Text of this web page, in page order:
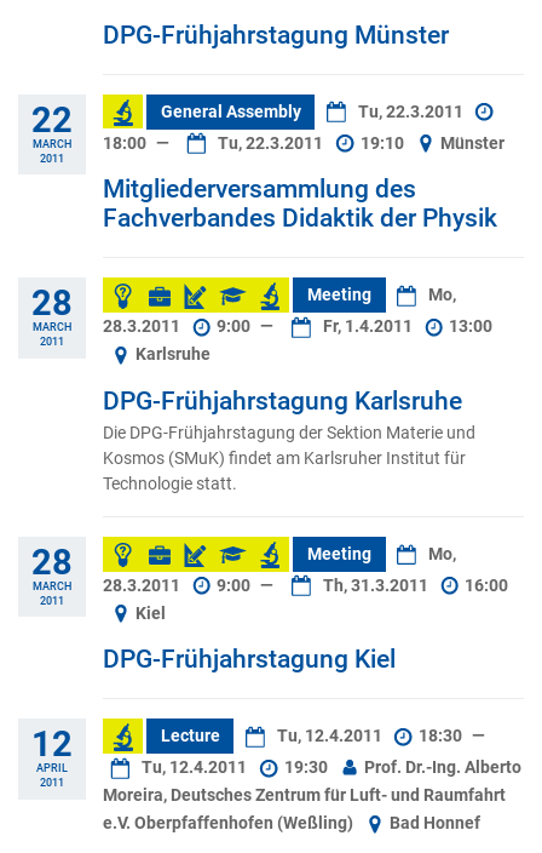
DPG-Frühjahrstagung Münster
22
MARCH
2011
General Assembly
Tu, 22.3.2011
18:00 — Tu, 22.3.2011 19:10 Münster
Mitgliederversammlung des
Fachverbandes Didaktik der Physik
28
MARCH
2011
Meeting
Mo,
28.3.2011
9:00 — Fr, 1.4.2011
13:00
Karlsruhe
DPG-Frühjahrstagung Karlsruhe
Die DPG-Frühjahrstagung der Sektion Materie und
Kosmos (SMuK) findet am Karlsruher Institut für
Technologie statt.
28
MARCH
2011
Meeting
Mo,
28.3.2011
9:00 — Th, 31.3.2011
16:00
Kiel
DPG-Frühjahrstagung Kiel
12
APRIL
2011
Lecture Tu, 12.4.2011 18:30 —
Tu, 12.4.2011
19:30
Prof. Dr.-Ing. Alberto
Moreira, Deutsches Zentrum für Luft- und Raumfahrt
e.V. Oberpfaffenhofen (Weßling)
Bad Honnef